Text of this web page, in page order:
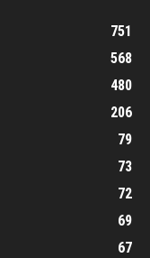
751
568
480
206
79
73
72
69
67